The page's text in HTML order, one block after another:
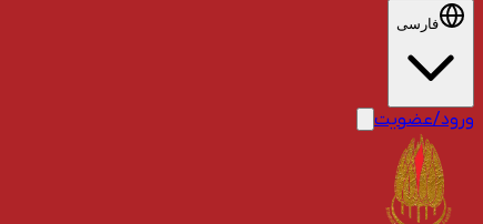
فارسی
ورود/عضویت